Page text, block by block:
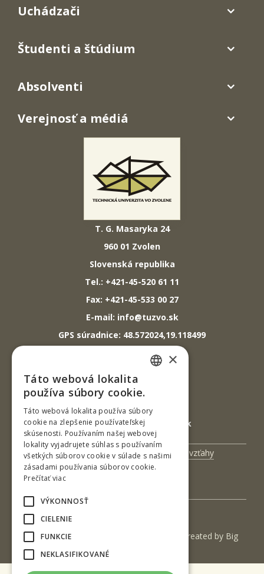
T. G. Masaryka 24
960 01 Zvolen
Slovenská republika
Tel.: +421-45-520 61 11
Fax: +421-45-533 00 27
E-mail: info@tuzvo.sk
GPS súradnice: 48.572024,19.118499
IČO: 00397440
DIČ: 2020474808
IČ DPH: SK2020474808
E-mail: podatelna@tuzvo.sk
Uchádzači
Študenti a štúdium
Absolventi
Verejnosť a médiá
Univerzitný magazín
Medzinárodné vzťahy
Veda a výskum
Zamestnanci
(c) 2017 Technická univerzita vo Zvolene | Created by Big
& BIGGER s.r.o.
×
Táto webová lokalita
používa súbory cookie.
Táto webová lokalita používa súbory
cookie na zlepšenie používateľskej
skúsenosti. Používaním našej webovej
lokality vyjadrujete súhlas s používaním
všetkých súborov cookie v súlade s našimi
zásadami používania súborov cookie.
Prečítať viac
VÝKONNOSŤ
CIELENIE
FUNKCIE
NEKLASIFIKOVANÉ